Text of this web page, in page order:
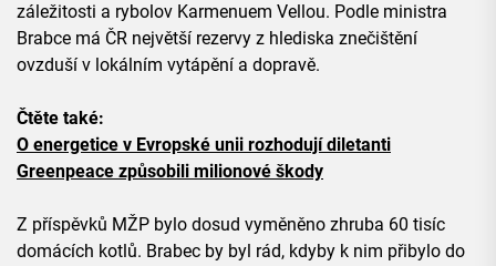
záležitosti a rybolov Karmenuem Vellou. Podle ministra
Brabce má ČR největší rezervy z hlediska znečištění
ovzduší v lokálním vytápění a dopravě.
Čtěte také:
O energetice v Evropské unii rozhodují diletanti
Greenpeace způsobili milionové škody
Z příspěvků MŽP bylo dosud vyměněno zhruba 60 tisíc
domácích kotlů. Brabec by byl rád, kdyby k nim přibylo do